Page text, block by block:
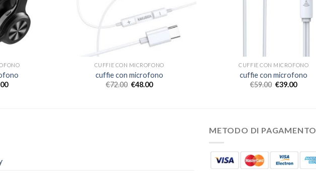
CUFFIE CON MICROFONO
cuffie con microfono
€72.00 €48.00
CUFFIE CON MICROFONO
cuffie con microfono
€59.00 €39.00
METODO DI PAGAMENTO